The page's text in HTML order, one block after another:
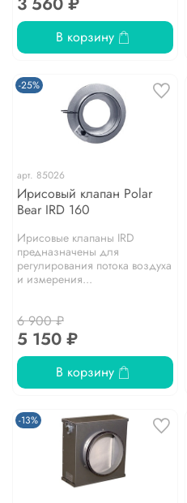
В корзину
-25%
арт. 85026
Ирисовый клапан Polar
Bear IRD 160
Ирисовые клапаны IRD
предназначены для
регулирования потока воздуха
и измерения...
6 900 ₽
5 150 ₽
В корзину
-13%